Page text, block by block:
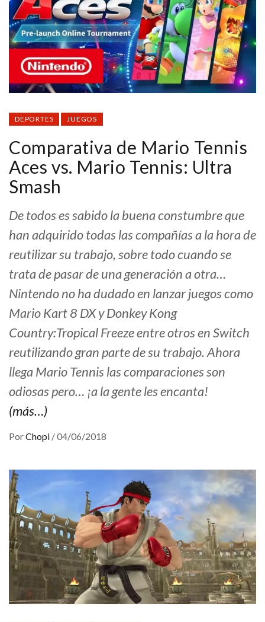
DEPORTES JUEGOS
Comparativa de Mario Tennis
Aces vs. Mario Tennis: Ultra
Smash
De todos es sabido la buena constumbre que
han adquirido todas las compañías a la hora de
reutilizar su trabajo, sobre todo cuando se
trata de pasar de una generación a otra…
Nintendo no ha dudado en lanzar juegos como
Mario Kart 8 DX y Donkey Kong
Country:Tropical Freeze entre otros en Switch
reutilizando gran parte de su trabajo. Ahora
llega Mario Tennis las comparaciones son
odiosas pero… ¡a la gente les encanta!
(más…)
PorChopi /04/06/2018